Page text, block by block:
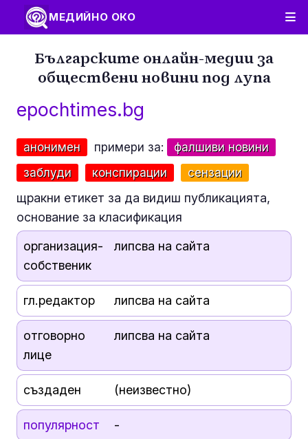
МЕДИЙНО ОКО
Българските онлайн-медии за
обществени новини под лупа
epochtimes.bg
анонимен примери за:
фалшиви новини
заблуди
конспирации сензации
щракни етикет за да видиш публикацията,
основание за класификация
организация-
собственик
липсва на сайта
гл.редактор липсва на сайта
отговорно
лице
липсва на сайта
създаден (неизвестно)
популярност -